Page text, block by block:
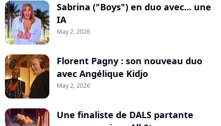
Sabrina ("Boys") en duo avec... une
IA
May 2, 2026
Florent Pagny : son nouveau duo
avec Angélique Kidjo
May 2, 2026
Une finaliste de DALS partante